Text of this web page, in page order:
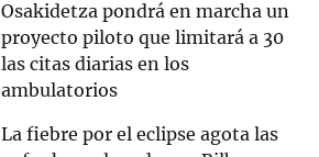
Osakidetza pondrá en marcha un
proyecto piloto que limitará a 30
las citas diarias en los
ambulatorios
La fiebre por el eclipse agota las